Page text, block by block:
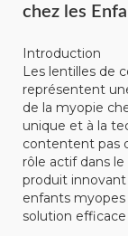
chez les
Introduction
Les lentilles de
représentent
de la myopie
unique et à la
contentent pas
rôle actif dans
produit
enfants
solution